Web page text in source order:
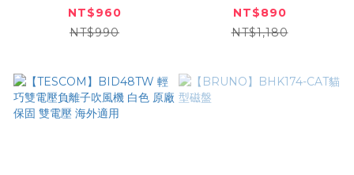
色)
NT$960
NT$990
(Type-C)
(Lightning)
NT$890
NT$1,180